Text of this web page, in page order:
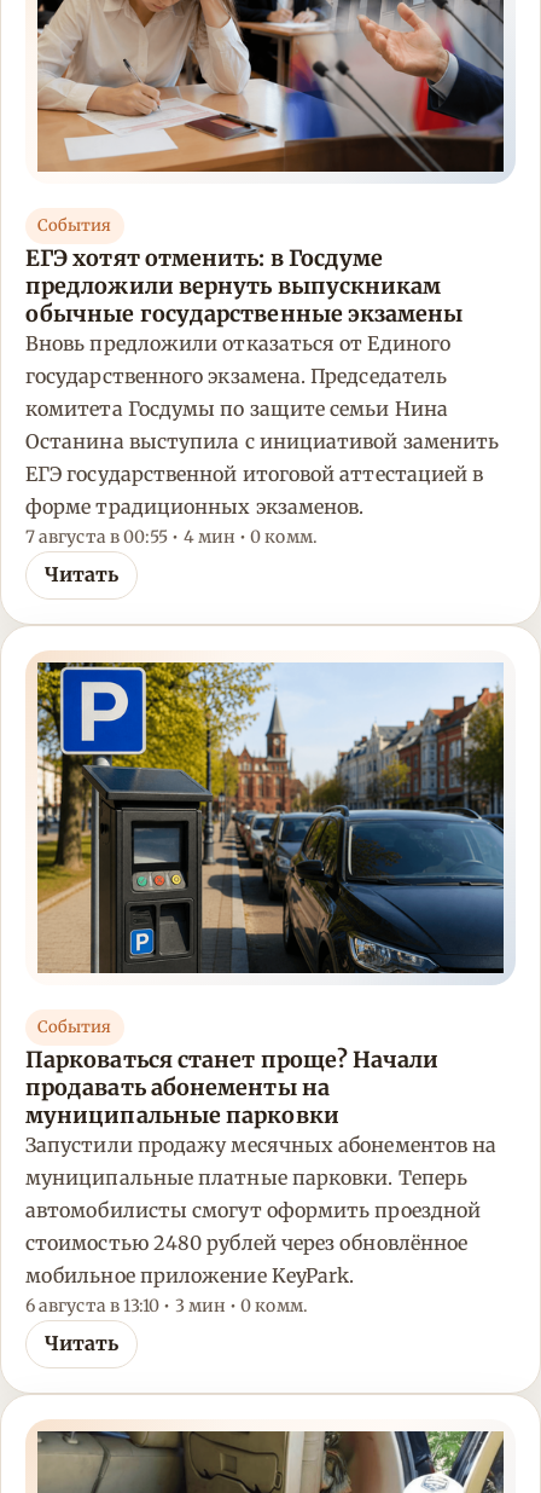
События
ЕГЭ хотят отменить: в Госдуме
предложили вернуть выпускникам
обычные государственные экзамены
Вновь предложили отказаться от Единого
государственного экзамена. Председатель
комитета Госдумы по защите семьи Нина
Останина выступила с инициативой заменить
ЕГЭ государственной итоговой аттестацией в
форме традиционных экзаменов.
7 августа в 00:55 • 4 мин • 0 комм.
Читать
События
Парковаться станет проще? Начали
продавать абонементы на
муниципальные парковки
Запустили продажу месячных абонементов на
муниципальные платные парковки. Теперь
автомобилисты смогут оформить проездной
стоимостью 2480 рублей через обновлённое
мобильное приложение KeyPark.
6 августа в 13:10 • 3 мин • 0 комм.
Читать